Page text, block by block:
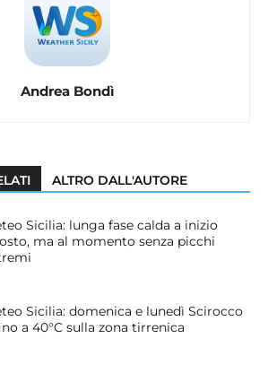
Andrea Bondì
ALTRO DALL'AUTORE
Sicilia: lunga fase calda a inizio
ma al momento senza picchi
Sicilia: domenica e lunedì Scirocco
a 40°C sulla zona tirrenica